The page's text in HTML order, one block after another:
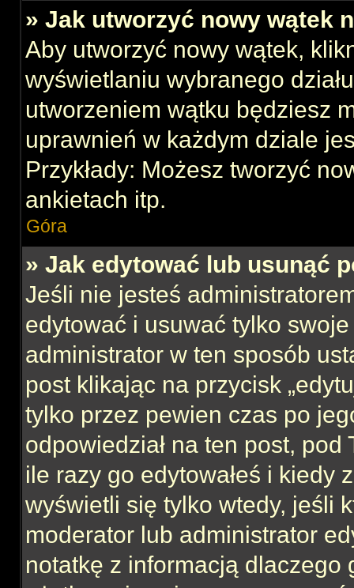
» Jak utworzyć nowy wątek
Aby utworzyć nowy wątek,
wyświetlaniu wybranego
utworzeniem wątku będziesz
uprawnień w każdym dziale
Przykłady: Możesz tworzyć
ankietach itp.
Góra
» Jak edytować lub usunąć
Jeśli nie jesteś
edytować i usuwać tylko
administrator w ten sposób
post klikając na przycisk
tylko przez pewien czas po
odpowiedział na ten post,
ile razy go edytowałeś i kiedy
wyświetli się tylko wtedy, jeśli
moderator lub administrator
notatkę z informacją